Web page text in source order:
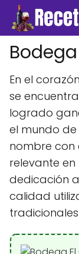
En el
se
logrado
el mundo de
nombre con
relevante
dedicación
calidad